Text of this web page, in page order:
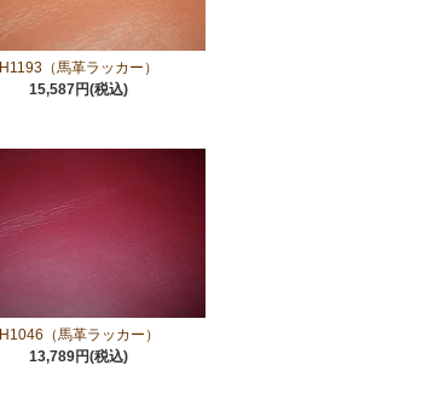
H1193（馬革ラッカー）
15,587円(税込)
H1046（馬革ラッカー）
13,789円(税込)